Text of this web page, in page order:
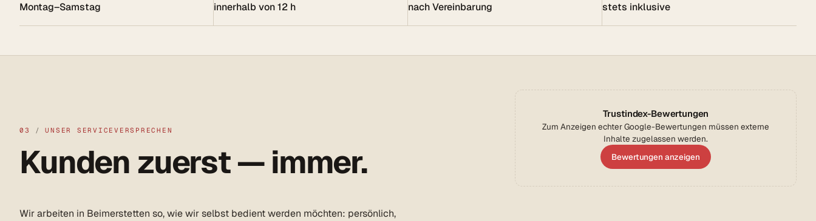
Montag–Samstag innerhalb von 12 h nach Vereinbarung stets inklusive
03 / UNSER SERVICEVERSPRECHEN
Kunden zuerst — immer.
Trustindex-Bewertungen
Zum Anzeigen echter Google-Bewertungen müssen externe
Inhalte zugelassen werden.
Bewertungen anzeigen
Wir arbeiten in Beimerstetten so, wie wir selbst bedient werden möchten: persönlich,